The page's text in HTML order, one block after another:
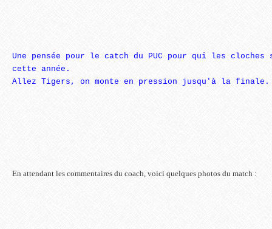
Une pensée pour le catch du PUC pour qui les cloches
cette année.
Allez Tigers, on monte en pression jusqu'à la finale.
En attendant les commentaires du coach, voici quelques photos du match :